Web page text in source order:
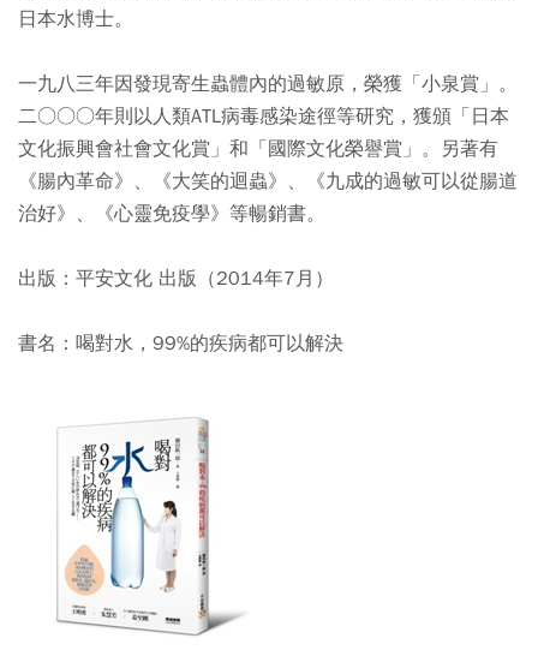
日本水博士。
一九八三年因發現寄生蟲體內的過敏原，榮獲「小泉賞」。
二○○○年則以人類ATL病毒感染途徑等研究，獲頒「日本
文化振興會社會文化賞」和「國際文化榮譽賞」。另著有
《腸內革命》、《大笑的迴蟲》、《九成的過敏可以從腸道
治好》、《心靈免疫學》等暢銷書。
出版：平安文化 出版（2014年7月）
書名：喝對水，99%的疾病都可以解決